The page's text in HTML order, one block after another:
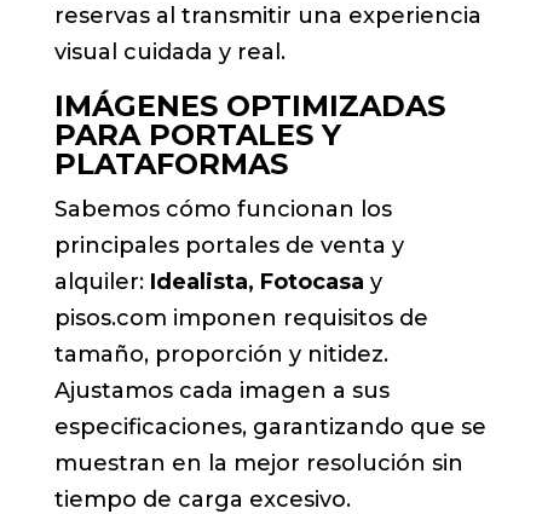
reservas al transmitir una experiencia
visual cuidada y real.
IMÁGENES OPTIMIZADAS
PARA PORTALES Y
PLATAFORMAS
Sabemos cómo funcionan los
principales portales de venta y
alquiler: Idealista, Fotocasa y
pisos.com imponen requisitos de
tamaño, proporción y nitidez.
Ajustamos cada imagen a sus
especificaciones, garantizando que se
muestran en la mejor resolución sin
tiempo de carga excesivo.